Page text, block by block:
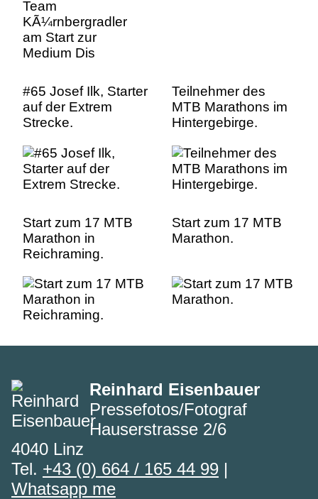
#65 Josef Ilk, Starter
auf der Extrem
Strecke.
Teilnehmer des
MTB Marathons im
Hintergebirge.
Start zum 17 MTB
Marathon in
Reichraming.
Start zum 17 MTB
Marathon.
Reinhard Eisenbauer
Pressefotos/Fotograf
Hauserstrasse 2/6
4040 Linz
Tel. +43 (0) 664 / 165 44 99 |
Whatsapp me